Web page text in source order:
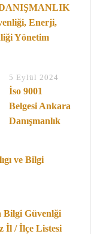
DANIŞMANLIK
Enerji,
Yönetim
5 Eylül 2024
İso 9001
Belgesi Ankara
Danışmanlık
ve Bilgi
Bilgi Güvenlği
İl / İlçe Listesi